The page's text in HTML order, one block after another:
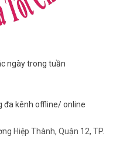
ngày trong tuần
đa kênh offline/ online
Hiệp Thành, Quận 12, TP.